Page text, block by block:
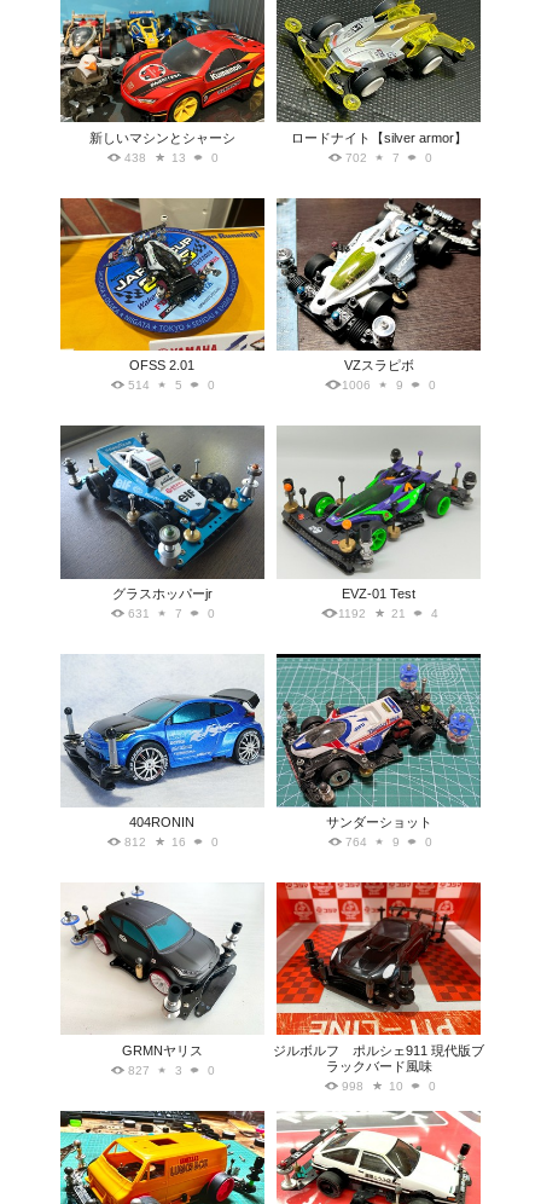
新しいマシンとシャーシ
438 13 0
ロードナイト【silver armor】
702 7 0
OFSS 2.01
514 5 0
VZスラピボ
1006 9 0
グラスホッパーjr
631 7 0
EVZ-01 Test
1192 21 4
404RONIN
812 16 0
サンダーショット
764 9 0
GRMNヤリス
827 3 0
ジルボルフ ポルシェ911 現代版ブ
ラックバード風味
998 10 0